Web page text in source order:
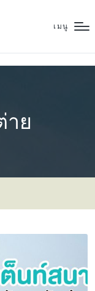
เมนู
าย